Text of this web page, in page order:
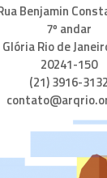
Benjamin
7º andar
Glória Rio de
20241-150
(21) 3916-3132